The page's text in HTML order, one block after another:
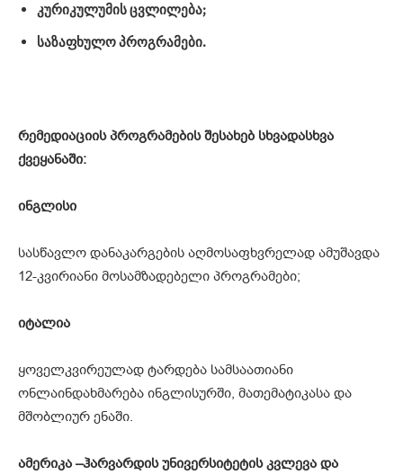
კურიკულუმისცვლილება;
საზაფხულოპროგრამები.
რემედიაციის პროგრამების შესახებ სხვადასხვა
ქვეყანაში:
ინგლისი
სასწავლო დანაკარგების აღმოსაფხვრელად ამუშავდა
12-კვირიანი მოსამზადებელი პროგრამები;
იტალია
ყოველკვირეულად ტარდება სამსაათიანი
ონლაინდახმარება ინგლისურში, მათემატიკასა და
მშობლიურ ენაში.
ამერიკა –ჰარვარდის უნივერსიტეტის კვლევა და